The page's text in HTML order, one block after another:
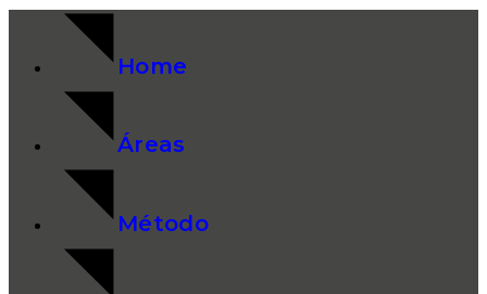
Home
Áreas
Método